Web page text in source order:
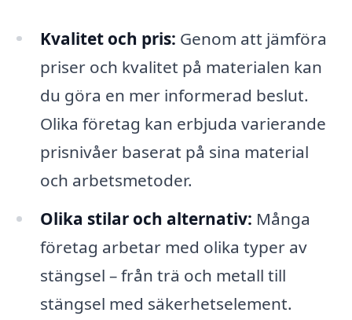
Kvalitet och pris: Genom att jämföra
priser och kvalitet på materialen kan
du göra en mer informerad beslut.
Olika företag kan erbjuda varierande
prisnivåer baserat på sina material
och arbetsmetoder.
Olika stilar och alternativ: Många
företag arbetar med olika typer av
stängsel – från trä och metall till
stängsel med säkerhetselement.